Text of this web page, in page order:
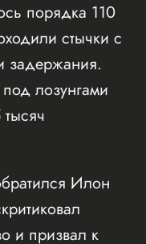
порядка 110
стычки с
задержания.
лозунгами
Илон
и призвал к